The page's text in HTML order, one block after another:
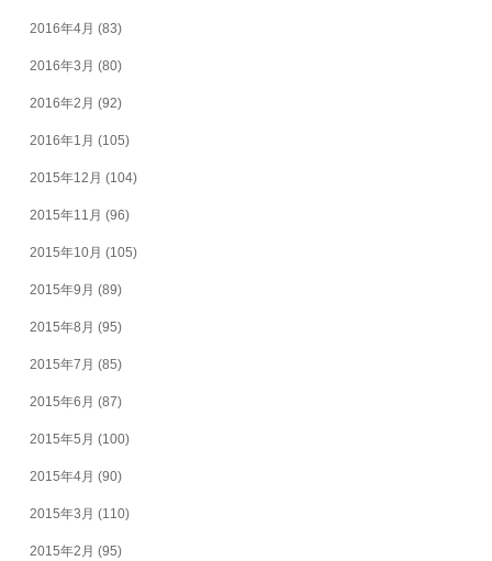
2016年4月 (83)
2016年3月 (80)
2016年2月 (92)
2016年1月 (105)
2015年12月 (104)
2015年11月 (96)
2015年10月 (105)
2015年9月 (89)
2015年8月 (95)
2015年7月 (85)
2015年6月 (87)
2015年5月 (100)
2015年4月 (90)
2015年3月 (110)
2015年2月 (95)